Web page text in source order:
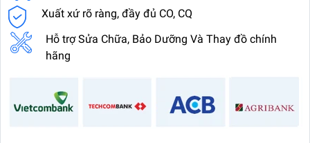
Xuất xứ rõ ràng, đầy đủ CO, CQ
Hỗ trợ Sửa Chữa, Bảo Dưỡng Và Thay đồ chính
hãng